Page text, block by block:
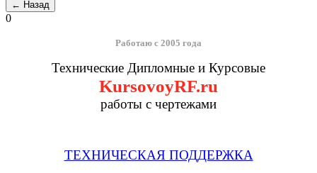
0
Работаю с 2005 года
Технические Дипломные и Курсовые
KursovoyRF.ru
работы с чертежами
ТЕХНИЧЕСКАЯ ПОДДЕРЖКА